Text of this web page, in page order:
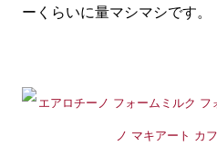
ーくらいに量マシマシです。